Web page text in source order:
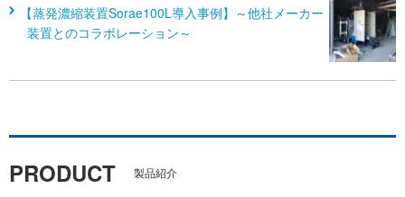
【蒸発濃縮装置Sorae100L導入事例】～他社メーカー
装置とのコラボレーション～
PRODUCT 製品紹介